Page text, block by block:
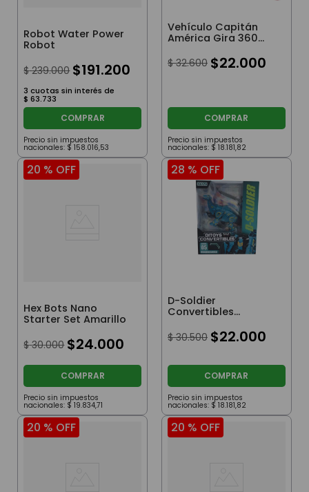
Robot Water Power
Robot
$ 239.000 $191.200
3 cuotas sin interés de
$ 63.733
COMPRAR
Precio sin impuestos
nacionales: $ 158.016,53
Vehículo Capitán
América Gira 360
Sonido
$ 32.600 $22.000
COMPRAR
Precio sin impuestos
nacionales: $ 18.181,82
20 % OFF
Hex Bots Nano
Starter Set Amarillo
$ 30.000 $24.000
COMPRAR
Precio sin impuestos
nacionales: $ 19.834,71
28 % OFF
D-Soldier
Convertibles
$ 30.500 $22.000
COMPRAR
Precio sin impuestos
nacionales: $ 18.181,82
20 % OFF 20 % OFF